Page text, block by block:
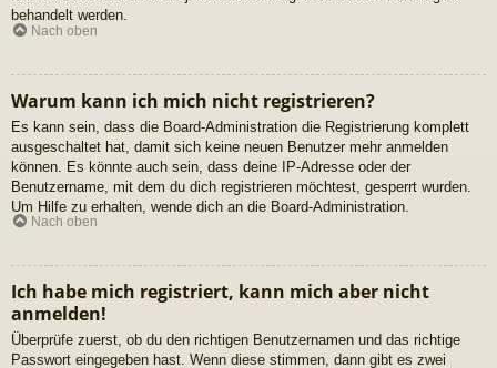
behandelt werden.
Nach oben
Warum kann ich mich nicht registrieren?
Es kann sein, dass die Board-Administration die Registrierung komplett
ausgeschaltet hat, damit sich keine neuen Benutzer mehr anmelden
können. Es könnte auch sein, dass deine IP-Adresse oder der
Benutzername, mit dem du dich registrieren möchtest, gesperrt wurden.
Um Hilfe zu erhalten, wende dich an die Board-Administration.
Nach oben
Ich habe mich registriert, kann mich aber nicht
anmelden!
Überprüfe zuerst, ob du den richtigen Benutzernamen und das richtige
Passwort eingegeben hast. Wenn diese stimmen, dann gibt es zwei